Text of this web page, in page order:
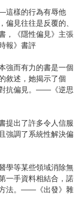
這樣的行為有辱他
見往往是反覆的、
，《隱性偏見》主張
報》書評
強而有力的書是一個
敘述，她揭示了個
對抗偏見。——《逆思
提出了許多令人信服
強調了系統性解決偏
學等某些領域消除無
一手資料相結合，諾
法。——《出發》雜